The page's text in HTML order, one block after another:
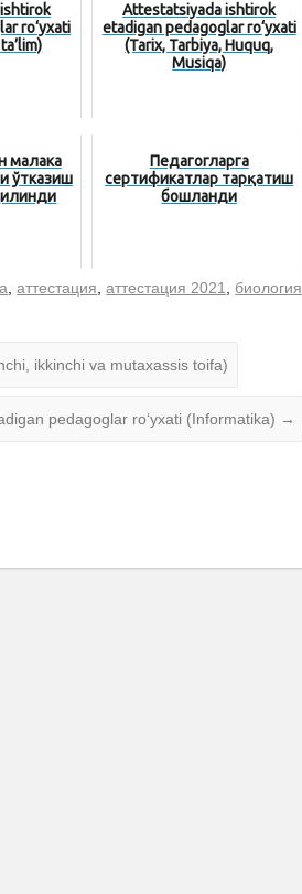
ro‘yxati
Attestatsiyada ishtirok
etadigan pedagoglar ro‘yxati
(Tarix, Tarbiya, Huquq,
Musiqa)
малака
ўтказиш
Педагогларга
сертификатлар тарқатиш
бошланди
,аттестация ,аттестация 2021 биология
ikkinchi va mutaxassis toifa)
pedagoglar ro‘yxati (Informatika) →